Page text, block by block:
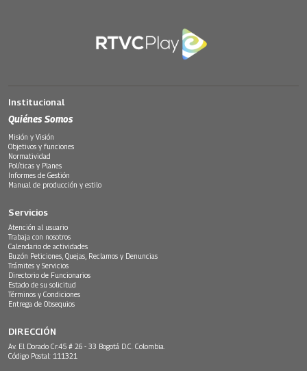
Institucional
Quiénes Somos
Misión y Visión
Objetivos y funciones
Normatividad
Políticas y Planes
Informes de Gestión
Manual de producción y estilo
Servicios
Atención al usuario
Trabaja con nosotros
Calendario de actividades
Buzón Peticiones, Quejas, Reclamos y Denuncias
Trámites y Servicios
Directorio de Funcionarios
Estado de su solicitud
Términos y Condiciones
Entrega de Obsequios
DIRECCIÓN
Av. El Dorado Cr.45 # 26 - 33 Bogotá D.C. Colombia.
Código Postal: 111321